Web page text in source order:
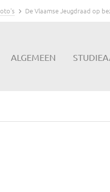
De Vlaamse Jeugdraad op
ALGEMEEN